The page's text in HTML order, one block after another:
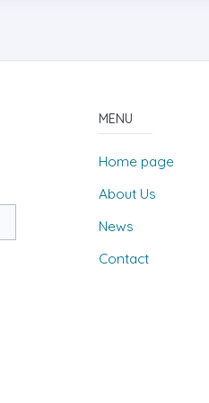
MENU
Home page
About Us
News
Contact